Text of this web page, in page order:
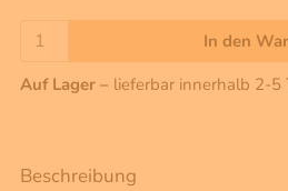
In den
Auf Lager – lieferbar innerhalb 2-5
Beschreibung